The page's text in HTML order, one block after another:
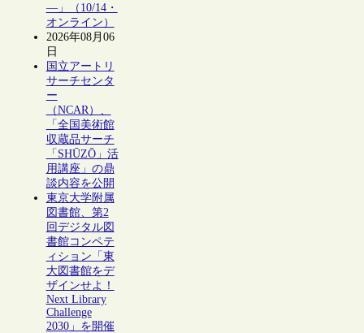
―」（10/14・
オンライン）
2026年08月06
日
国立アートリ
サーチセンタ
ー
（NCAR）、
「全国美術館
収蔵品サーチ
「SHŪZŌ」活
用講座」の鼎
談内容を公開
東京大学附属
図書館、第2
回デジタル図
書館コンペテ
ィション「東
大図書館をデ
ザインせよ！
Next Library
Challenge
2030」を開催